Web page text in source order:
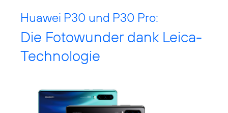
Huawei P30 und P30 Pro:
Die Fotowunder dank Leica-
Technologie